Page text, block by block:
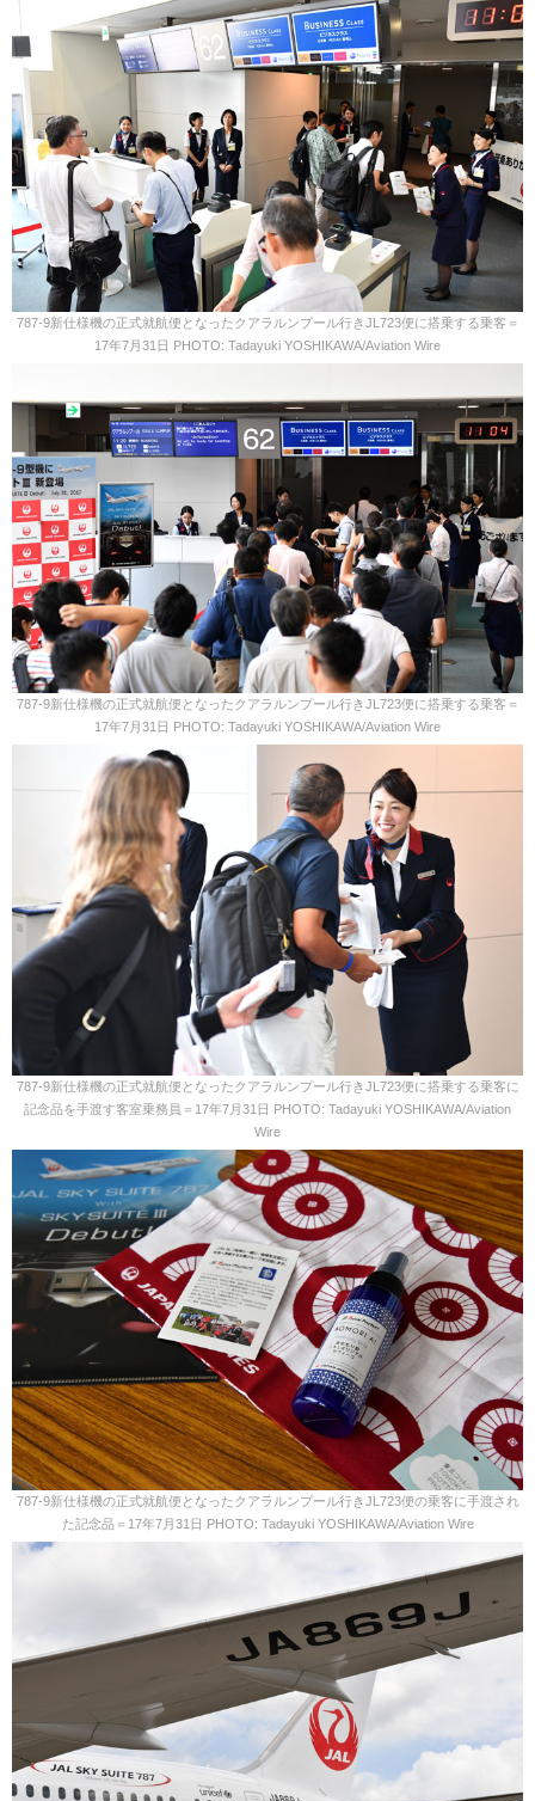
787-9新仕様機の正式就航便となったクアラルンプール行きJL723便に搭乗する乗客＝
17年7月31日 PHOTO: Tadayuki YOSHIKAWA/Aviation Wire
787-9新仕様機の正式就航便となったクアラルンプール行きJL723便に搭乗する乗客＝
17年7月31日 PHOTO: Tadayuki YOSHIKAWA/Aviation Wire
787-9新仕様機の正式就航便となったクアラルンプール行きJL723便に搭乗する乗客に
記念品を手渡す客室乗務員＝17年7月31日 PHOTO: Tadayuki YOSHIKAWA/Aviation
Wire
787-9新仕様機の正式就航便となったクアラルンプール行きJL723便の乗客に手渡され
た記念品＝17年7月31日 PHOTO: Tadayuki YOSHIKAWA/Aviation Wire